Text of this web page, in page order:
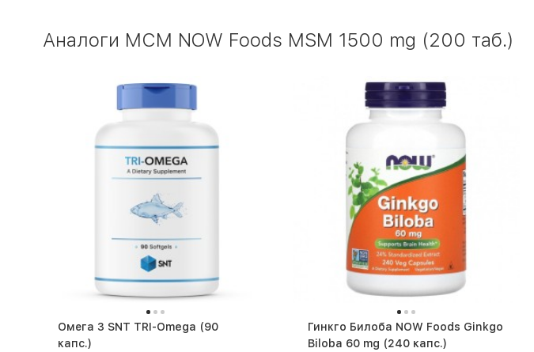
Аналоги МСМ NOW Foods MSM 1500 mg (200 таб.)
Омега 3 SNT TRI-Omega (90
капс.)
Гинкго Билоба NOW Foods Ginkgo
Biloba 60 mg (240 капс.)